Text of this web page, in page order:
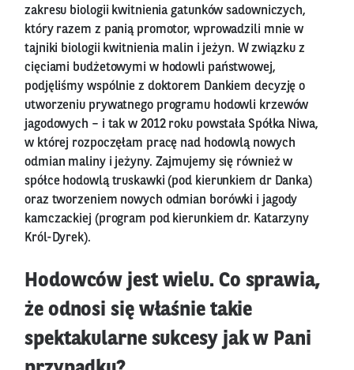
zakresu biologii kwitnienia gatunków sadowniczych,
który razem z panią promotor, wprowadzili mnie w
tajniki biologii kwitnienia malin i jeżyn. W związku z
cięciami budżetowymi w hodowli państwowej,
podjęliśmy wspólnie z doktorem Dankiem decyzję o
utworzeniu prywatnego programu hodowli krzewów
jagodowych – i tak w 2012 roku powstała Spółka Niwa,
w której rozpoczęłam pracę nad hodowlą nowych
odmian maliny i jeżyny. Zajmujemy się również w
spółce hodowlą truskawki (pod kierunkiem dr Danka)
oraz tworzeniem nowych odmian borówki i jagody
kamczackiej (program pod kierunkiem dr. Katarzyny
Król-Dyrek).
Hodowców jest wielu. Co sprawia,
że odnosi się właśnie takie
spektakularne sukcesy jak w Pani